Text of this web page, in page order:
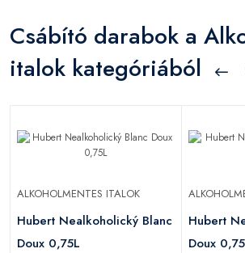
Csábító darabok a
italok kategóriából
ALKOHOLMENTES ITALOK
Hubert Nealkoholický Blanc
Doux 0,75L
Hubert
Doux